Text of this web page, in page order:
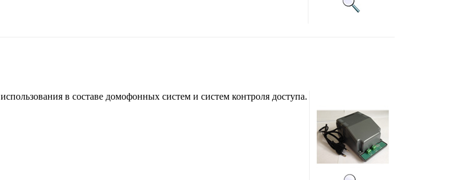
в составе домофонных систем и систем контроля доступа.